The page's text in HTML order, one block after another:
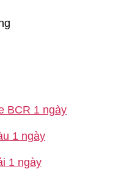
BCR 1 ngày
1 ngày
1 ngày